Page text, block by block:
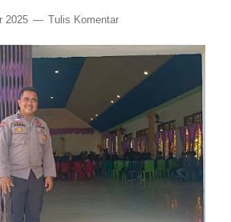
2025 Tulis Komentar